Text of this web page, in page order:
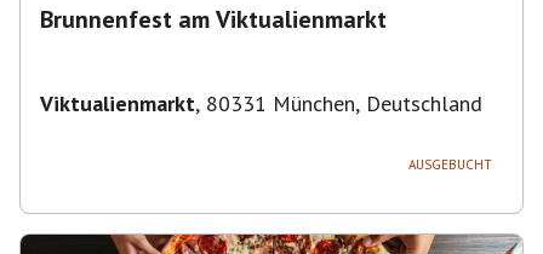
Brunnenfest am Viktualienmarkt
Viktualienmarkt, 80331 München, Deutschland
AUSGEBUCHT